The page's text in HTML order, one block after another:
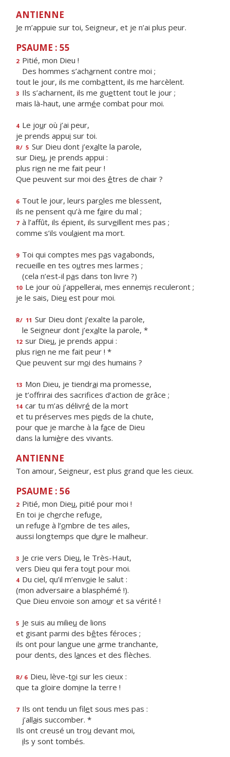
ANTIENNE
Je m’appuie sur toi, Seigneur, et je n’ai plus peur.
PSAUME : 55
2 Pitié, mon Dieu !
Des hommes s’acharnent contre moi ;
tout le jour, ils me combattent, ils me harcèlent.
3 Ils s’acharnent, ils me guettent tout le jour ;
mais là-haut, une armée combat pour moi.
4 Le jour où j’ai peur,
je prends appui sur toi.
R/ 5 Sur Dieu dont j’exalte la parole,
sur Dieu, je prends appui :
plus rien ne me fait peur !
Que peuvent sur moi des êtres de chair ?
6 Tout le jour, leurs paroles me blessent,
ils ne pensent qu’à me faire du mal ;
7 à l’affût, ils épient, ils surveillent mes pas ;
comme s’ils voulaient ma mort.
9 Toi qui comptes mes pas vagabonds,
recueille en tes outres mes larmes ;
(cela n’est-il pas dans ton livre ?)
10 Le jour où j’appellerai, mes ennemis reculeront ;
je le sais, Dieu est pour moi.
R/ 11 Sur Dieu dont j’exalte la parole,
le Seigneur dont j’exalte la parole, *
12 sur Dieu, je prends appui :
plus rien ne me fait peur ! *
Que peuvent sur moi des humains ?
13 Mon Dieu, je tiendrai ma promesse,
je t’offrirai des sacrifces d’action de grâce ;
14 car tu m’as délivré de la mort
et tu préserves mes pieds de la chute,
pour que je marche à la face de Dieu
dans la lumière des vivants.
ANTIENNE
Ton amour, Seigneur, est plus grand que les cieux.
PSAUME : 56
2 Pitié, mon Dieu, pitié pour moi !
En toi je cherche refuge,
un refuge à l’ombre de tes ailes,
aussi longtemps que dure le malheur.
3 Je crie vers Dieu, le Très-Haut,
vers Dieu qui fera tout pour moi.
4 Du ciel, qu’il m’envoie le salut :
(mon adversaire a blasphémé !).
Que Dieu envoie son amour et sa vérité !
5 Je suis au milieu de lions
et gisant parmi des bêtes féroces ;
ils ont pour langue une arme tranchante,
pour dents, des lances et des flèches.
R/ 6 Dieu, lève-toi sur les cieux :
que ta gloire domine la terre !
7 Ils ont tendu un filet sous mes pas :
j’allais succomber. *
Ils ont creusé un trou devant moi,
ils y sont tombés.